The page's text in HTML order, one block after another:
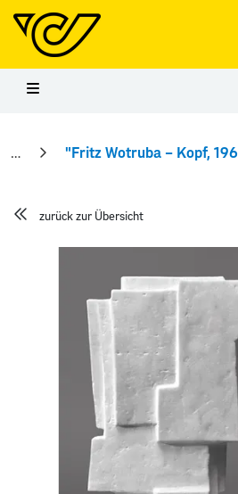
Springe zu Hauptinhalt
zurück zur Übersicht